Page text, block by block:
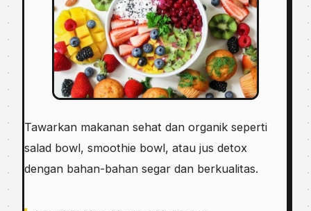
Tawarkan makanan sehat dan organik seperti
salad bowl, smoothie bowl, atau jus detox
dengan bahan-bahan segar dan berkualitas.